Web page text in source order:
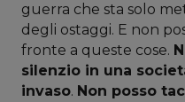
guerra che sta solo
degli ostaggi. E non
fronte a queste cose.
silenzio in una
invaso. Non posso